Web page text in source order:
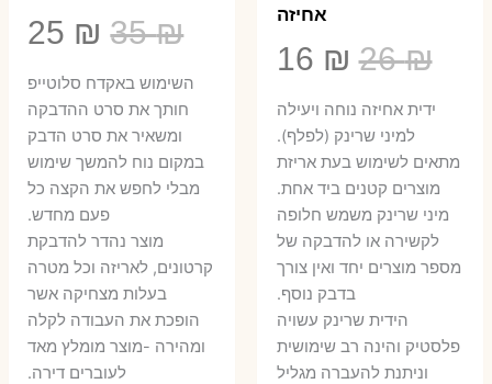
אחיזה
26₪
המחיר
המקורי
היה:
26 ₪.
16 ₪
הנוכחי
ידית אחיזה נוחה ויעילה
למיני שרינק (לפלף).
מתאים לשימוש בעת אריזת
מוצרים קטנים ביד אחת.
​מיני שרינק משמש חלופה
לקשירה או להדבקה של
מספר מוצרים יחד ואין צורך
בדבק נוסף.
הידית שרינק עשויה
פלסטיק והינה רב שימושית
וניתנת להעברה מגליל
35₪
המחיר
המקורי
היה:
35 ₪.
25 ₪
₪.
השימוש באקדח סלוטייפ
חותך את סרט ההדבקה
ומשאיר את סרט הדבק
במקום נוח להמשך שימוש
מבלי לחפש את הקצה כל
פעם מחדש.
מוצר נהדר להדבקת
קרטונים, לאריזה וכל מטרה
בעלות מצחיקה אשר
הופכת את העבודה לקלה
ומהירה -מוצר מומלץ מאד
לעוברים דירה.